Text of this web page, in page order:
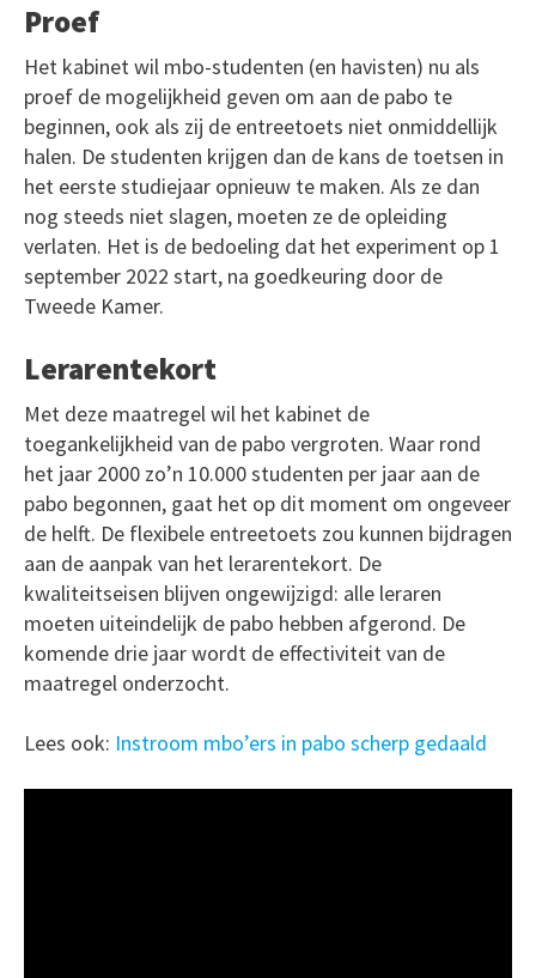
Proef
Het kabinet wil mbo-studenten (en havisten) nu als
proef de mogelijkheid geven om aan de pabo te
beginnen, ook als zij de entreetoets niet onmiddellijk
halen. De studenten krijgen dan de kans de toetsen in
het eerste studiejaar opnieuw te maken. Als ze dan
nog steeds niet slagen, moeten ze de opleiding
verlaten. Het is de bedoeling dat het experiment op 1
september 2022 start, na goedkeuring door de
Tweede Kamer.
Lerarentekort
Met deze maatregel wil het kabinet de
toegankelijkheid van de pabo vergroten. Waar rond
het jaar 2000 zo’n 10.000 studenten per jaar aan de
pabo begonnen, gaat het op dit moment om ongeveer
de helft. De flexibele entreetoets zou kunnen bijdragen
aan de aanpak van het lerarentekort. De
kwaliteitseisen blijven ongewijzigd: alle leraren
moeten uiteindelijk de pabo hebben afgerond. De
komende drie jaar wordt de effectiviteit van de
maatregel onderzocht.
Lees ook: Instroom mbo’ers in pabo scherp gedaald